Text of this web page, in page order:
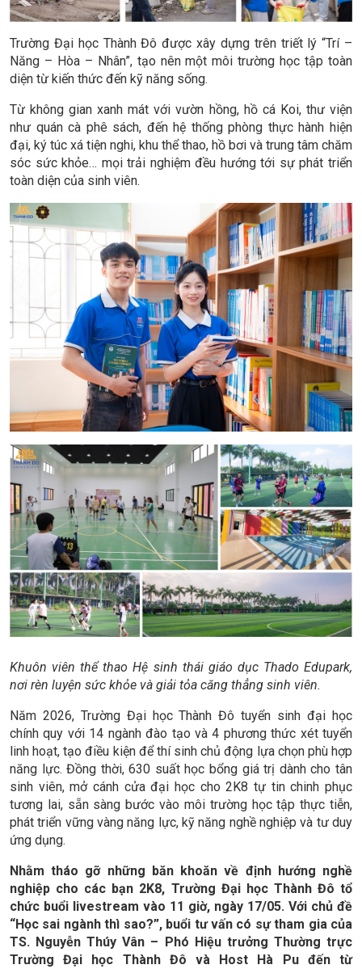
Trường Đại học Thành Đô được xây dựng trên triết lý “Trí –
Năng – Hòa – Nhân”, tạo nên một môi trường học tập toàn
diện từ kiến thức đến kỹ năng sống.
Từ không gian xanh mát với vườn hồng, hồ cá Koi, thư viện
như quán cà phê sách, đến hệ thống phòng thực hành hiện
đại, ký túc xá tiện nghi, khu thể thao, hồ bơi và trung tâm chăm
sóc sức khỏe… mọi trải nghiệm đều hướng tới sự phát triển
toàn diện của sinh viên.
Khuôn viên thể thao Hệ sinh thái giáo dục Thado Edupark,
nơi rèn luyện sức khỏe và giải tỏa căng thẳng sinh viên.
Năm 2026, Trường Đại học Thành Đô tuyển sinh đại học
chính quy với 14 ngành đào tạo và 4 phương thức xét tuyển
linh hoạt, tạo điều kiện để thí sinh chủ động lựa chọn phù hợp
năng lực. Đồng thời, 630 suất học bổng giá trị dành cho tân
sinh viên, mở cánh cửa đại học cho 2K8 tự tin chinh phục
tương lai, sẵn sàng bước vào môi trường học tập thực tiễn,
phát triển vững vàng năng lực, kỹ năng nghề nghiệp và tư duy
ứng dụng.
Nhằm tháo gỡ những băn khoăn về định hướng nghề
nghiệp cho các bạn 2K8, Trường Đại học Thành Đô tổ
chức buổi livestream vào 11 giờ, ngày 17/05. Với chủ đề
“Học sai ngành thì sao?”, buổi tư vấn có sự tham gia của
TS. Nguyễn Thúy Vân – Phó Hiệu trưởng Thường trực
Trường Đại học Thành Đô và Host Hà Pu đến từ